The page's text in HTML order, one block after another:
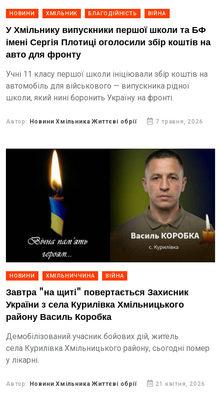
НОВИНИ ХМІЛЬНИК БЛАГОДІЙНІСТЬ ВІЙНА
У Хмільнику випускники першої школи та БФ
імені Сергія Плотиці оголосили збір коштів на
авто для фронту
Учні 11 класу першої школи ініціювали збір коштів на
автомобіль для військового — випускника рідної
школи, який нині боронить Україну на фронті.
Автор: Новини Хмільника Життєві обрії 7 травня, 2026
НОВИНИ ХМІЛЬНИЧЧИНА ВІЙНА
Завтра "на щиті" повертається Захисник
України з села Курилівка Хмільницького
району Василь Коробка
Демобілізований учасник бойових дій, житель
села Курилівка Хмільницького району, сьогодні помер
у лікарні.
Автор: Новини Хмільника Життєві обрії 21 квітня, 2026